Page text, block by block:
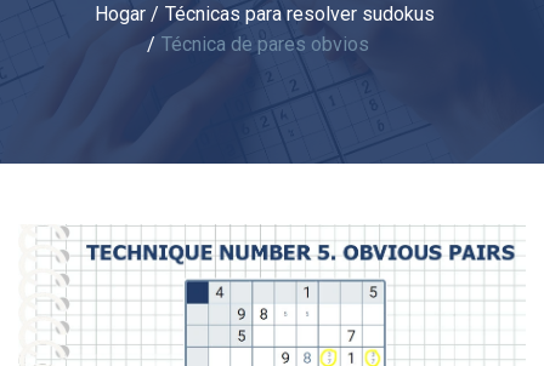
Hogar
Técnicas para resolver sudokus
Técnica de pares obvios